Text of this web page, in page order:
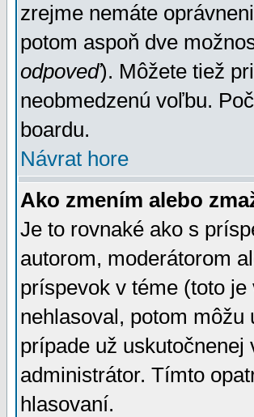
zrejme nemáte
potom aspoň dve
odpoveď). Môžete tiež
neobmedzenú voľbu.
boardu.
Návrat hore
Ako zmením alebo
Je to rovnaké ako s
autorom, moderátorom
príspevok v téme (toto
nehlasoval, potom
prípade už
administrátor. Tímto
hlasovaní.